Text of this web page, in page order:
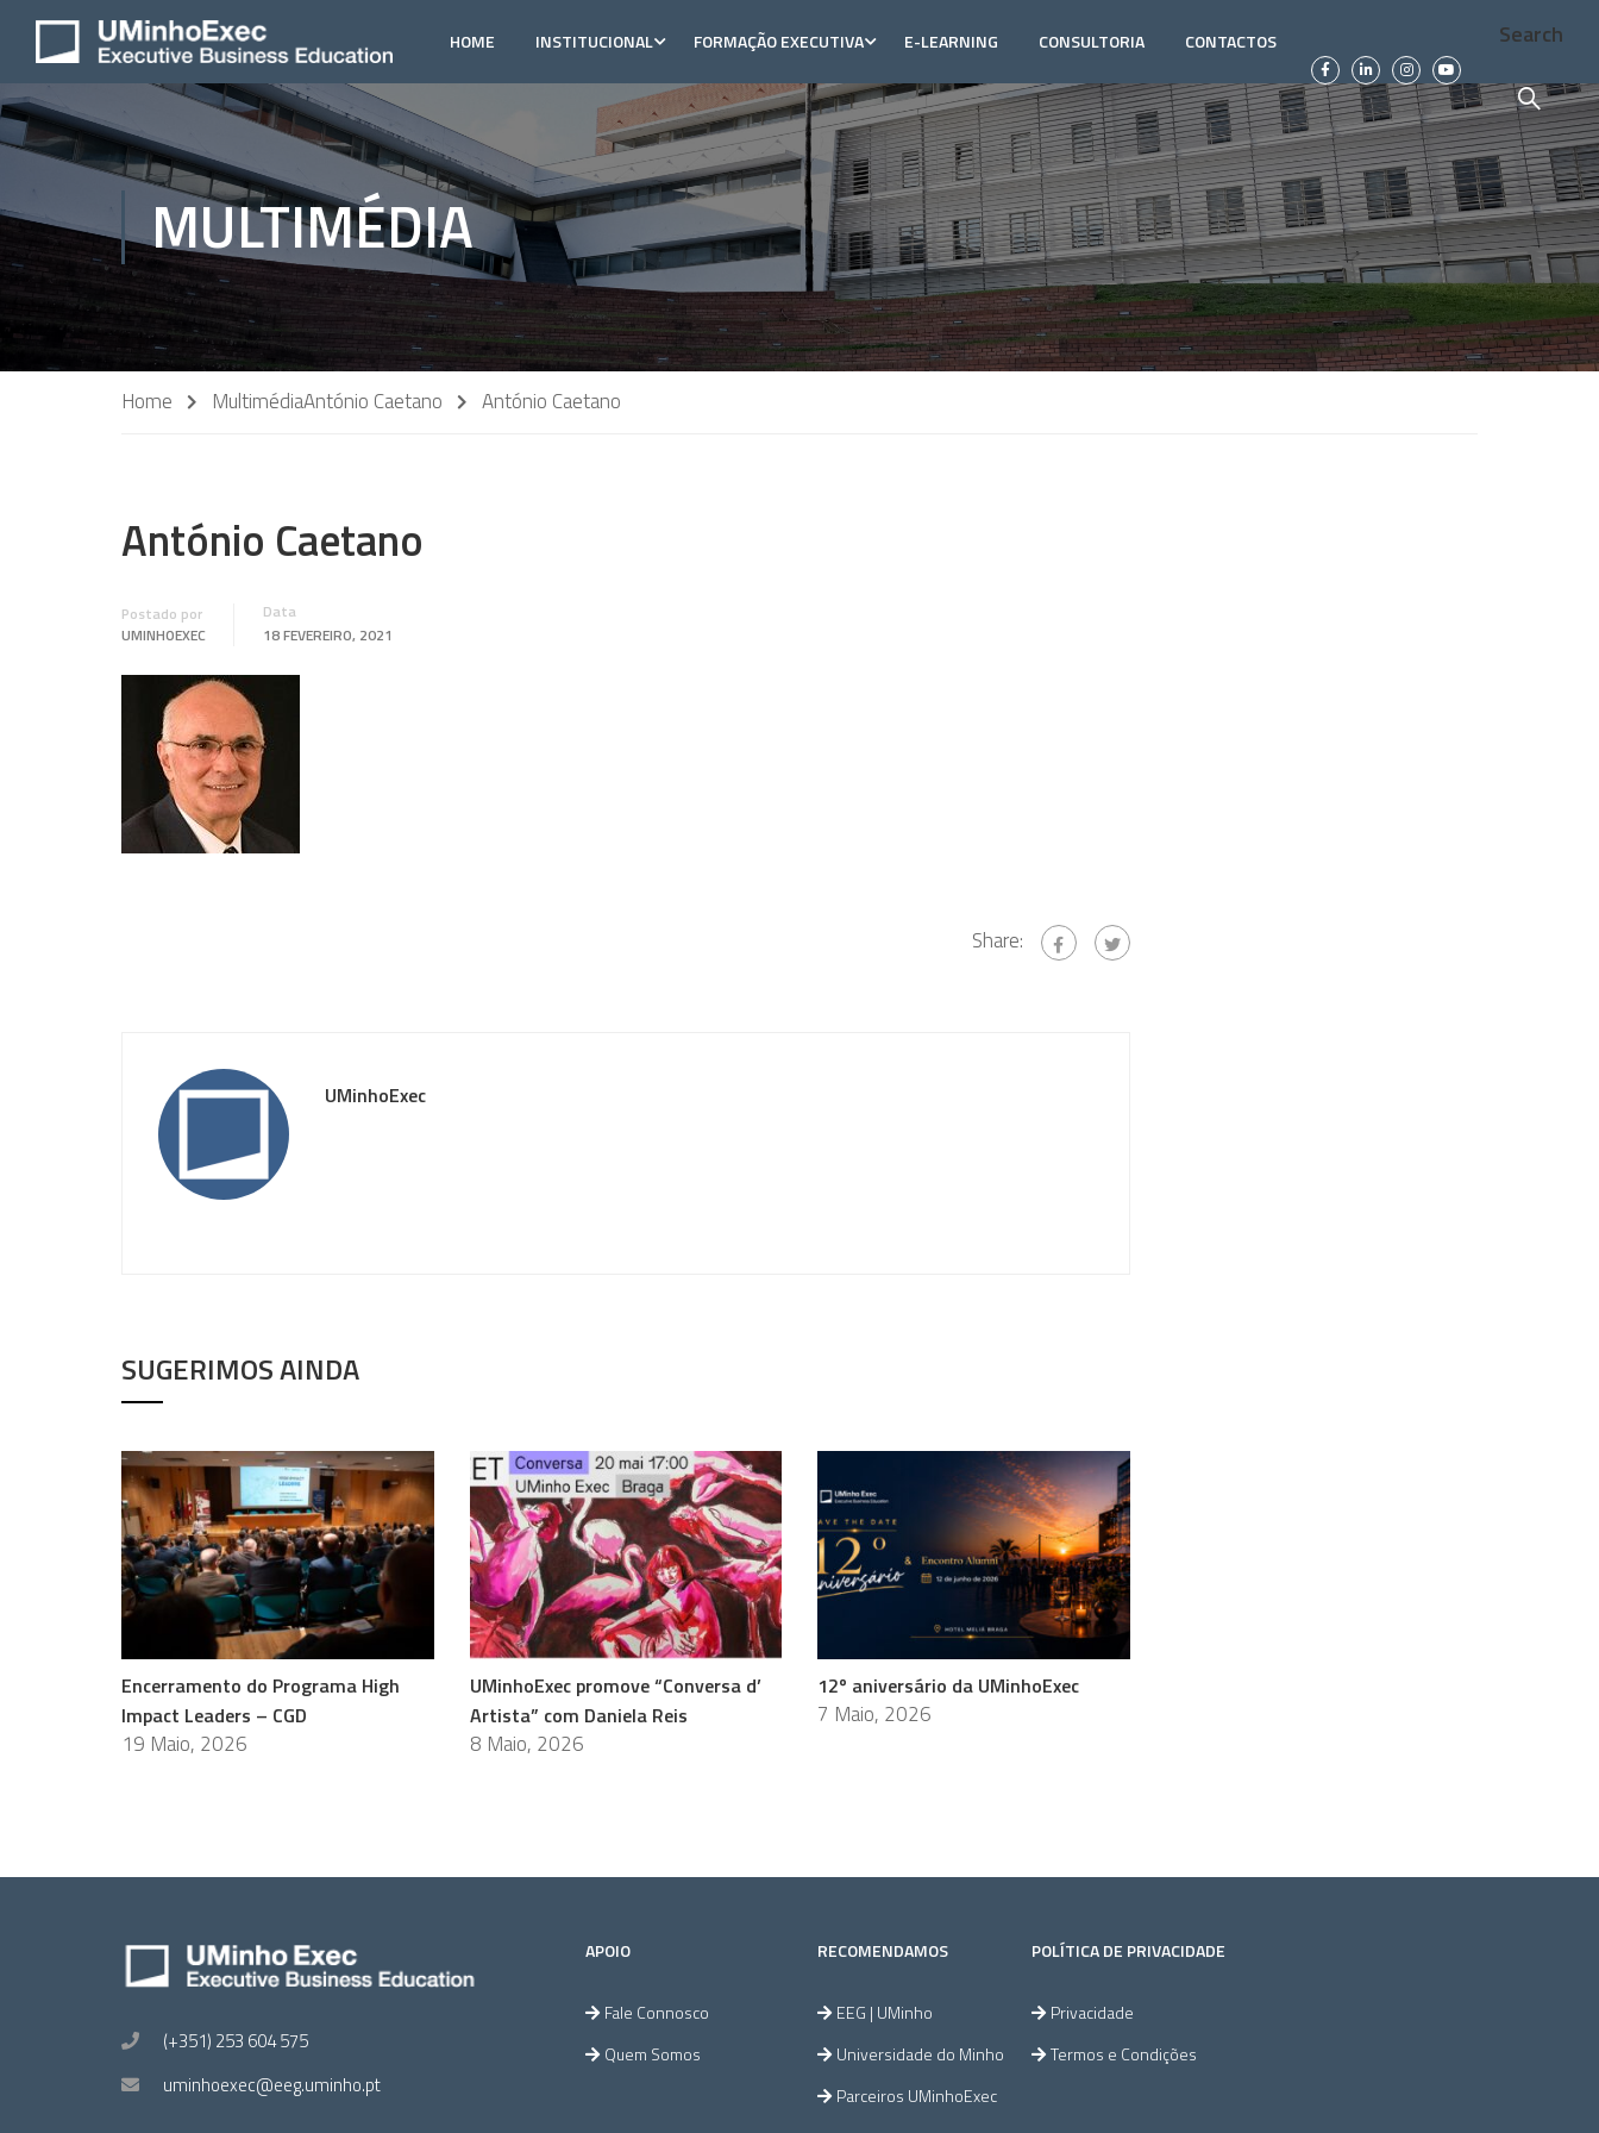
HOME INSTITUCIONAL FORMAÇÃO EXECUTIVA E-LEARNING CONSULTORIA CONTACTOS Search
MULTIMÉDIA
Home MultimédiaAntónio Caetano António Caetano
António Caetano
Postado por
UMINHOEXEC
Data
18 FEVEREIRO, 2021
Share:
UMinhoExec
SUGERIMOS AINDA
Encerramento do Programa High
Impact Leaders – CGD
19 Maio, 2026
UMinhoExec promove “Conversa d’
Artista” com Daniela Reis
8 Maio, 2026
12º aniversário da UMinhoExec
7 Maio, 2026
(+351) 253 604 575
uminhoexec@eeg.uminho.pt
APOIO
Fale Connosco
Quem Somos
RECOMENDAMOS
EEG | UMinho
Universidade do Minho
Parceiros UMinhoExec
POLÍTICA DE PRIVACIDADE
Privacidade
Termos e Condições